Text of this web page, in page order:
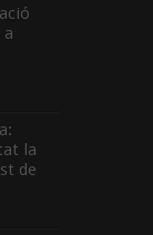
la
de